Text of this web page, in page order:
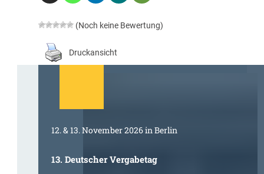
(Noch keine Bewertung)
Druckansicht
12. & 13. November 2026 in Berlin
13. Deutscher Vergabetag